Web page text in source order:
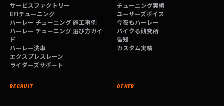
サービスファクトリー
EFIチューニング
ハーレー チューニング 施工事例
ハーレー チューニング 選び方ガイ
ド
ハーレー洗車
エクスプレスレーン
ライダーズサポート
チューニング実績
ユーザーズボイス
今夜もハーレー
バイクる研究所
告知
カスタム実績
RECRUIT OTHER